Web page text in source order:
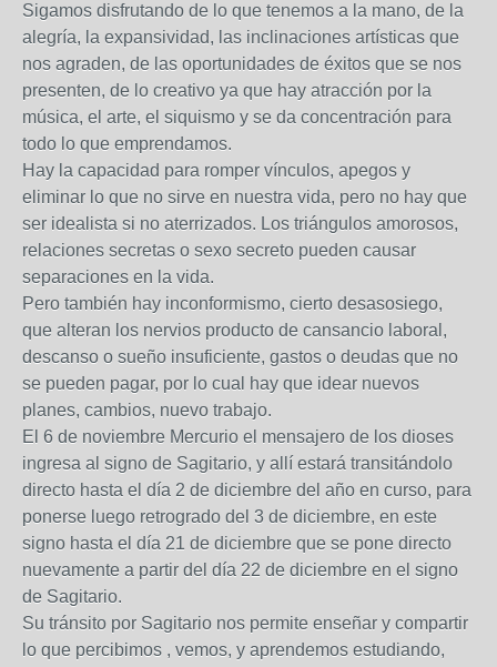
Sigamos disfrutando de lo que tenemos a la mano, de la
alegría, la expansividad, las inclinaciones artísticas que
nos agraden, de las oportunidades de éxitos que se nos
presenten, de lo creativo ya que hay atracción por la
música, el arte, el siquismo y se da concentración para
todo lo que emprendamos.
Hay la capacidad para romper vínculos, apegos y
eliminar lo que no sirve en nuestra vida, pero no hay que
ser idealista si no aterrizados. Los triángulos amorosos,
relaciones secretas o sexo secreto pueden causar
separaciones en la vida.
Pero también hay inconformismo, cierto desasosiego,
que alteran los nervios producto de cansancio laboral,
descanso o sueño insuficiente, gastos o deudas que no
se pueden pagar, por lo cual hay que idear nuevos
planes, cambios, nuevo trabajo.
El 6 de noviembre Mercurio el mensajero de los dioses
ingresa al signo de Sagitario, y allí estará transitándolo
directo hasta el día 2 de diciembre del año en curso, para
ponerse luego retrogrado del 3 de diciembre, en este
signo hasta el día 21 de diciembre que se pone directo
nuevamente a partir del día 22 de diciembre en el signo
de Sagitario.
Su tránsito por Sagitario nos permite enseñar y compartir
lo que percibimos , vemos, y aprendemos estudiando,